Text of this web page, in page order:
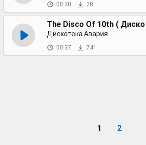
00:30 28
Дискотека Авария
00:37 741
1 2